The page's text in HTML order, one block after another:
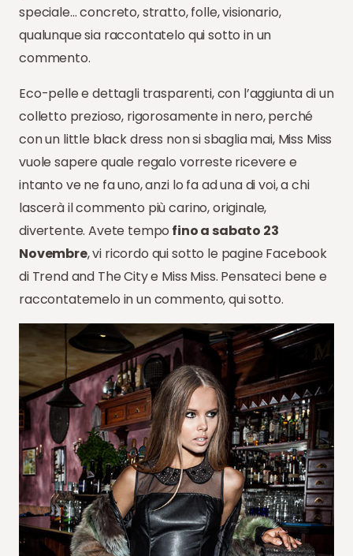
speciale… concreto, stratto, folle, visionario,
qualunque sia raccontatelo qui sotto in un
commento.
Eco-pelle e dettagli trasparenti, con l’aggiunta di un
colletto prezioso, rigorosamente in nero, perché
con un little black dress non si sbaglia mai, Miss Miss
vuole sapere quale regalo vorreste ricevere e
intanto ve ne fa uno, anzi lo fa ad una di voi, a chi
lascerà il commento più carino, originale,
divertente. Avete tempo fino a sabato 23
Novembre, vi ricordo qui sotto le pagine Facebook
di Trend and The City e Miss Miss. Pensateci bene e
raccontatemelo in un commento, qui sotto.